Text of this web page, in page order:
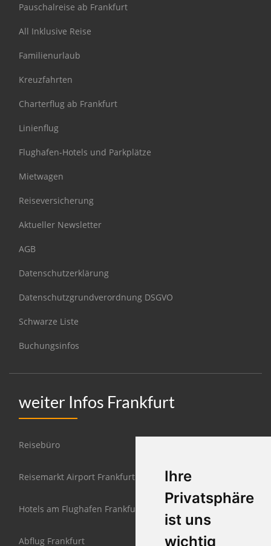
Ihre
Privatsphäre
ist uns
wichtig
Pauschalreise ab Frankfurt
All Inklusive Reise
Familienurlaub
Kreuzfahrten
Charterflug ab Frankfurt
Linienflug
Flughafen-Hotels und Parkplätze
Mietwagen
Reiseversicherung
Aktueller Newsletter
AGB
Datenschutzerklärung
Datenschutzgrundverordnung DSGVO
Schwarze Liste
Buchungsinfos
weiter Infos Frankfurt
Reisebüro
Reisemarkt Airport Frankfurt
Hotels am Flughafen Frankfurt
Abflug Frankfurt